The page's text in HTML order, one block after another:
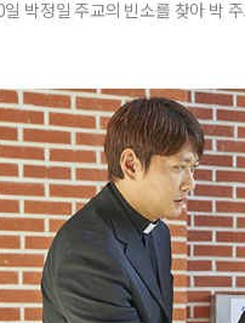
박정일 주교의 빈소를 찾아 박